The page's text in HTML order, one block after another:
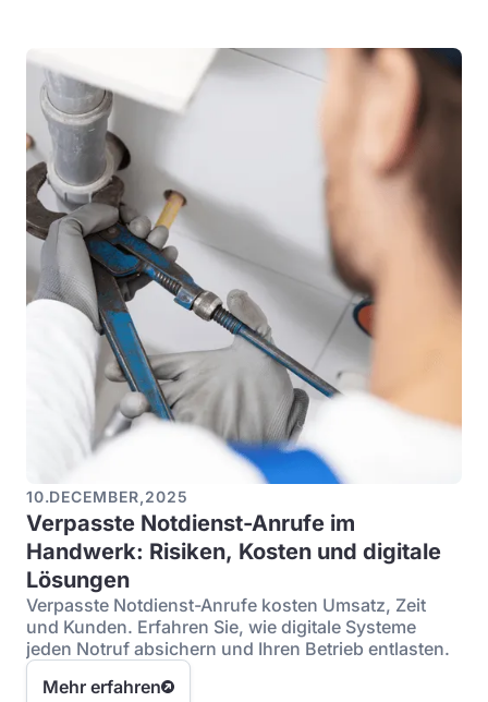
10.DECEMBER,2025
Verpasste Notdienst-Anrufe im
Handwerk: Risiken, Kosten und digitale
Lösungen
Verpasste Notdienst-Anrufe kosten Umsatz, Zeit
und Kunden. Erfahren Sie, wie digitale Systeme
jeden Notruf absichern und Ihren Betrieb entlasten.
Mehr erfahren